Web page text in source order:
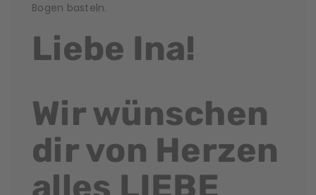
Bogen basteln.
Liebe Ina!
Wir wünschen
dir von Herzen